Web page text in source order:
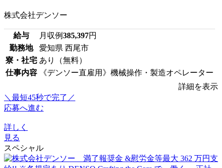
株式会社デンソー
給与 月収例385,397円
勤務地
愛知県 西尾市
寮・社宅 あり（無料）
仕事内容
《デンソー直雇用》機械操作・製造オペレーター
詳細を表示
＼最短45秒で完了／
応募へ進む
詳しく
見る
スペシャル